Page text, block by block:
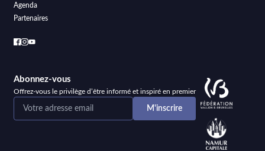
Agenda
Partenaires
Abonnez-vous
Offrez-vous le privilège d’être informé et inspiré en premier